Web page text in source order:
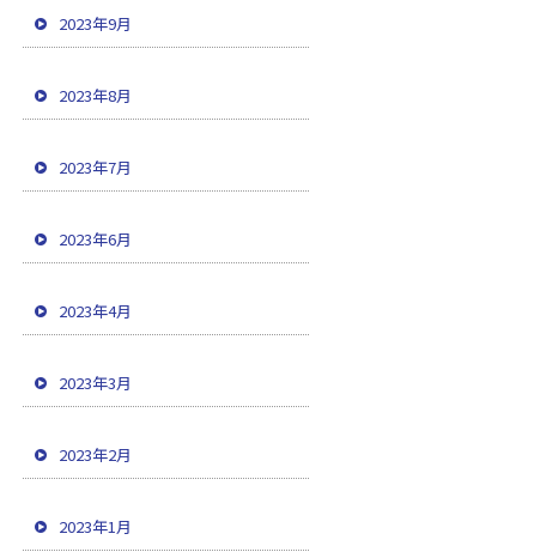
2023年9月
2023年8月
2023年7月
2023年6月
2023年4月
2023年3月
2023年2月
2023年1月